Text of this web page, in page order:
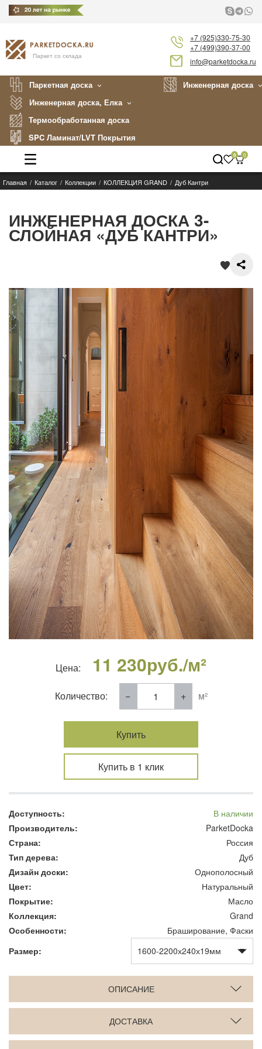
Паркет со склада
+7 (925)330-75-30
+7 (499)390-37-00
info@parketdocka.ru
Паркетная доска
Инженерная доска
Инженерная доска, Елка
Термообработанная доска
SPC Ламинат/LVT Покрытия
Каталог
Укладка
Покупателям
Акции
Контакты
0 0
Главная Каталог Коллекции КОЛЛЕКЦИЯ GRAND Дуб Кантри
ИНЖЕНЕРНАЯ ДОСКА 3-
СЛОЙНАЯ «ДУБ КАНТРИ»
Цена: 11 230руб./м²
Количество: м²
Купить
Купить в 1 клик
Доступность:
В наличии
Производитель:
ParketDocka
Страна:
Россия
Тип дерева:
Дуб
Дизайн доски:
Однополосный
Цвет:
Натуральный
Покрытие:
Масло
Коллекция:
Grand
Особенности:
Браширование, Фаски
Размер:
ОПИСАНИЕ
ДОСТАВКА